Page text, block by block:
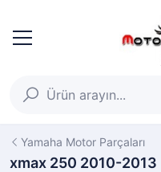
Yamaha Motor Parçaları
xmax 250 2010-2013